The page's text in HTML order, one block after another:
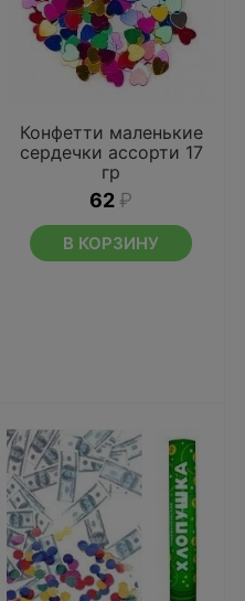
Конфетти маленькие
сердечки ассорти 17
гр
62 ₽
В КОРЗИНУ